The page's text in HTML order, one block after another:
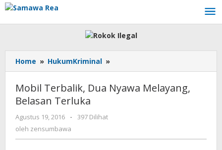
Lewati
konten
Home » HukumKriminal »
Terbalik,
Nyawa
Mobil Terbalik, Dua Nyawa Melayang,
Belasan Terluka
Agustus 19, 2016
oleh
zensumbawa
-
397 Dilihat
oleh zensumbawa